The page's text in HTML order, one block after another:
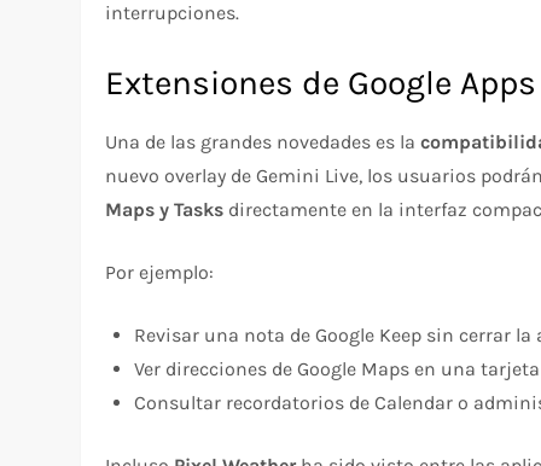
interrupciones.
Extensiones de Google
Una de las grandes novedades es la
nuevo overlay de Gemini Live, los usuarios
Maps y Tasks directamente en la interfaz
Por ejemplo:
Revisar una nota de Google Keep sin cerrar
Ver direcciones de Google Maps en una
Consultar recordatorios de Calendar o